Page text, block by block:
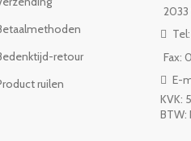
retour
ruilen
2033
Fax:
E-
KVK:
BTW: